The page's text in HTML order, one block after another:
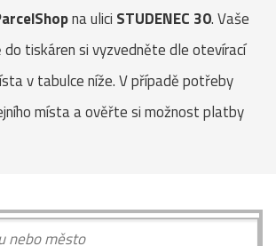
na ulici STUDENEC 30. Vaše
do tiskáren si vyzvedněte dle otevírací
v tabulce níže. V případě potřeby
místa a ověřte si možnost platby